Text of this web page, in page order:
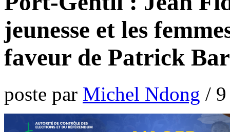
jeunesse et les
faveur de Patrick
poste par Michel Ndong /